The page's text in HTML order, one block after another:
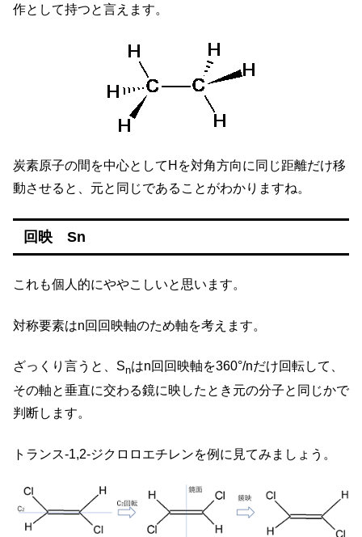
作として持つと言えます。
炭素原子の間を中心としてHを対角方向に同じ距離だけ移
動させると、元と同じであることがわかりますね。
回映 Sn
これも個人的にややこしいと思います。
対称要素はn回回映軸のため軸を考えます。
ざっくり言うと、Snはn回回映軸を360°/nだけ回転して、
その軸と垂直に交わる鏡に映したとき元の分子と同じかで
判断します。
トランス-1,2-ジクロロエチレンを例に見てみましょう。